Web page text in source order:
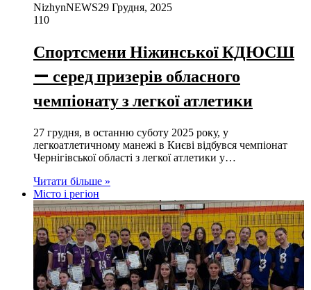
NizhynNEWS29 Грудня, 2025
110
Спортсмени Ніжинської КДЮСШ
— серед призерів обласного
чемпіонату з легкої атлетики
27 грудня, в останню суботу 2025 року, у
легкоатлетичному манежі в Києві відбувся чемпіонат
Чернігівської області з легкої атлетики у…
Читати більше »
Місто і регіон